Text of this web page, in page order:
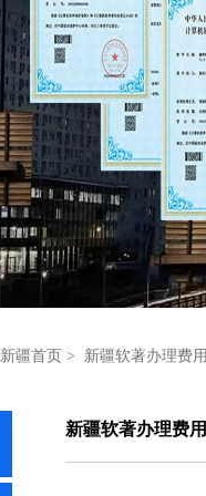
新疆首页 > 新疆软著办理费
新疆软著办理费